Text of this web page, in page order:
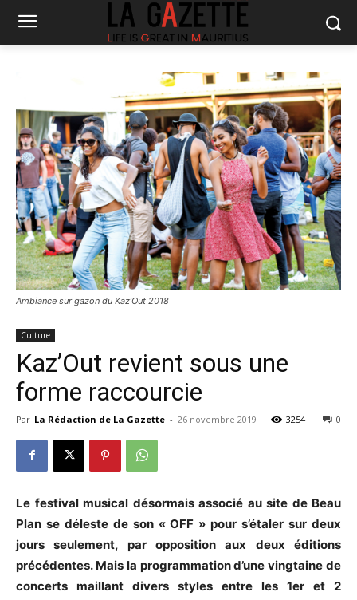
Ambiance sur gazon du Kaz’Out 2018
Culture
Kaz’Out revient sous une
forme raccourcie
Par La Rédaction de La Gazette - 26 novembre 2019 0
3254
Le festival musical désormais associé au site de Beau
Plan se déleste de son « OFF » pour s’étaler sur deux
jours seulement, par opposition aux deux éditions
précédentes. Mais la programmation d’une vingtaine de
concerts maillant divers styles entre les 1er et 2